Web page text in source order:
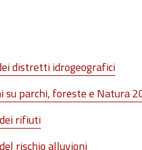
distretti idrogeografici
su parchi, foreste e Natura
rifiuti
rischio alluvioni